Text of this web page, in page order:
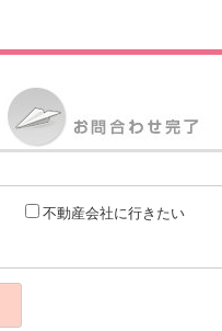
不動産会社に行きたい